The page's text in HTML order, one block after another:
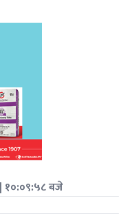
१०:०९:५८ बजे